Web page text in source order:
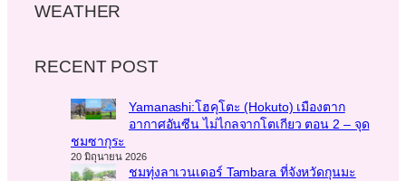
WEATHER
RECENT POST
Yamanashi:โฮคุโตะ (Hokuto) เมืองตาก
อากาศอันซีน ไม่ไกลจากโตเกียว ตอน 2 – จุด
ชมซากุระ
20 มิถุนายน 2026
ชมทุ่งลาเวนเดอร์ Tambara ที่จังหวัดกุนมะ